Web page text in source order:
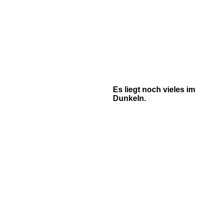
Es liegt noch vieles im
Dunkeln.